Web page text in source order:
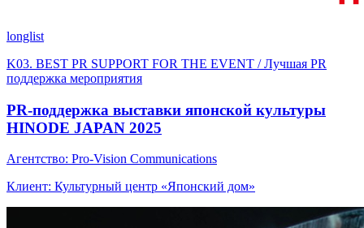
longlist
K03. BEST PR SUPPORT FOR THE EVENT / Лучшая PR
поддержка мероприятия
PR-поддержка выставки японской культуры
HINODE JAPAN 2025
Агентство: Pro-Vision Communications
Клиент: Культурный центр «Японский дом»